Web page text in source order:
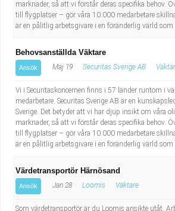
marknader, så att vi förstår deras specifika behov.
till flygplatser – gör våra 10.000 medarbetare
är en pålitlig arbetsgivare i en föränderlig värld
Behovsanställda Väktare
Ansök Maj 19 Securitas Sverige AB
Vi i Securitaskoncernen finns i 57 länder runtom i
medarbetare. Securitas Sverige AB är en
Sverige. Det betyder att vi har djup insikt om våra
marknader, så att vi förstår deras specifika behov.
till flygplatser – gör våra 10.000 medarbetare
är en pålitlig arbetsgivare i en föränderlig värld
Värdetransportör Härnösand
Ansök Jan 28 Loomis Väktare
Som värdetransportör är du Loomis ansikte utåt.